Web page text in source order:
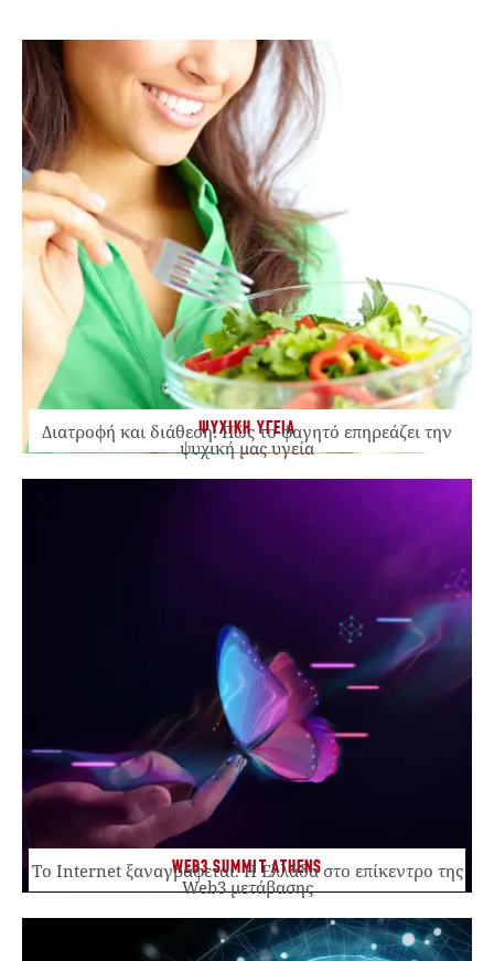
ΨΥΧΙΚΗ ΥΓΕΙΑ
Διατροφή και διάθεση: Πώς το φαγητό επηρεάζει την
ψυχική μας υγεία
WEB3 SUMMIT ATHENS
Το Internet ξαναγράφεται. Η Ελλάδα στο επίκεντρο της
Web3 μετάβασης